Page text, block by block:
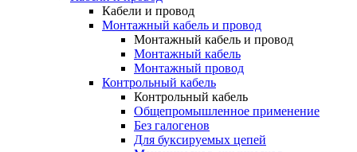
Кабели и провод
Монтажный кабель и провод
Монтажный кабель и провод
Монтажный кабель
Монтажный провод
Контрольный кабель
Контрольный кабель
Общепромышленное применение
Без галогенов
Для буксируемых цепей